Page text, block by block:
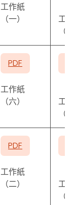
工作紙
（一）
工
（
PDF
工作紙
（六）
工
（
PDF
工作紙
（二）
工
（